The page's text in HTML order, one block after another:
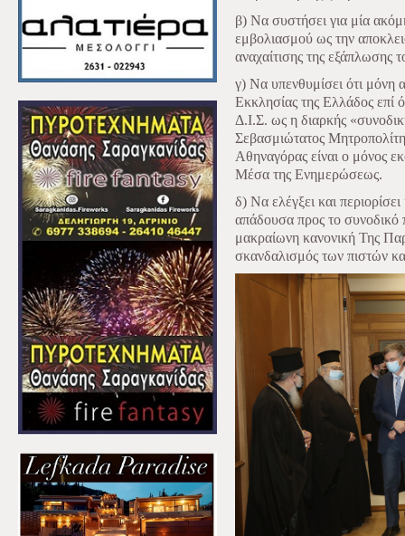
β) Να συστήσει για μία
εμβολιασμού ως την
αναχαίτισης της εξάπλωσης
γ) Να υπενθυμίσει ότι μόνη
Εκκλησίας της Ελλάδος επί
Δ.Ι.Σ. ως η διαρκής
Σεβασμιώτατος
Αθηναγόρας είναι ο μόνος
Μέσα της Ενημερώσεως.
δ) Να ελέγξει και
απάδουσα προς το συνοδικό
μακραίωνη κανονική Της
σκανδαλισμός των πιστών